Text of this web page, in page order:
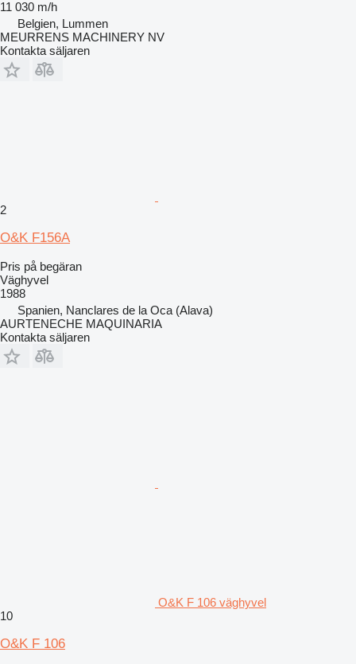
11 030 m/h
Belgien, Lummen
MEURRENS MACHINERY NV
Kontakta säljaren
2
O&K F156A
Pris på begäran
Väghyvel
1988
Spanien, Nanclares de la Oca (Alava)
AURTENECHE MAQUINARIA
Kontakta säljaren
O&K F 106 väghyvel
10
O&K F 106